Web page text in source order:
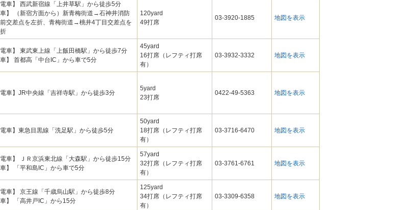
電車】 西武新宿線「上井草駅」から徒歩5分
車】 （新宿方面から）新青梅街道→石神井消防
交差点を左折、青梅街道→桃井4丁目交差点を
120yard
49打席
03-3920-1885 地図を表示
電車】 東武東上線「上飯田橋駅」から徒歩7分
車】 首都高「中台IC」から車で5分
45yard
16打席（レフティ打席
有）
03-3932-3332 地図を表示
電車】JR中央線「吉祥寺駅」から徒歩3分
5yard
23打席
0422-49-5363 地図を表示
電車】東急目黒線「洗足駅」から徒歩5分
50yard
18打席（レフティ打席
有）
03-3716-6470 地図を表示
電車】 ＪＲ京浜東北線「大森駅」から徒歩15分
車】 「平和島IC」から車で5分
57yard
32打席（レフティ打席
有）
03-3761-6761 地図を表示
電車】 京王線「千歳烏山駅」から徒歩8分
車】 「高井戸IC」から15分
125yard
34打席（レフティ打席
有）
03-3309-6358 地図を表示